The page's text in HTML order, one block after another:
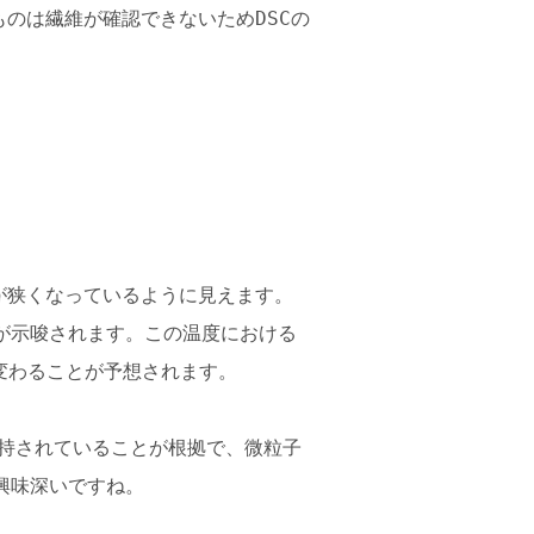
は繊維が確認できないためDSCの
くなっているように見えます。
唆されます。この温度における
ることが予想されます。
されていることが根拠で、微粒子
深いですね。